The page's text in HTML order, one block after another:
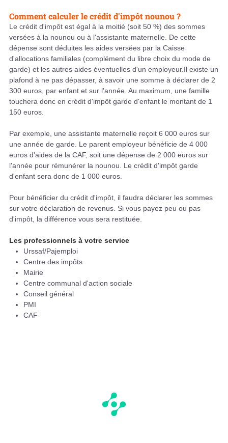
Comment calculer le crédit d'impôt nounou ?
Le crédit d'impôt est égal à la moitié (soit 50 %) des sommes
versées à la nounou ou à l'assistante maternelle. De cette
dépense sont déduites les aides versées par la Caisse
d'allocations familiales (complément du libre choix du mode de
garde) et les autres aides éventuelles d'un employeur.Il existe un
plafond à ne pas dépasser, à savoir une somme à déclarer de 2
300 euros, par enfant et sur l'année. Au maximum, une famille
touchera donc en crédit d'impôt garde d'enfant le montant de 1
150 euros.
Par exemple, une assistante maternelle reçoit 6 000 euros sur
une année de garde. Le parent employeur bénéficie de 4 000
euros d'aides de la CAF, soit une dépense de 2 000 euros sur
l'année pour rémunérer la nounou. Le crédit d'impôt garde
d'enfant sera donc de 1 000 euros.
Pour bénéficier du crédit d'impôt, il faudra déclarer les sommes
sur votre déclaration de revenus. Si vous payez peu ou pas
d'impôt, la différence vous sera restituée.
Les professionnels à votre service
Urssaf/Pajemploi
Centre des impôts
Mairie
Centre communal d'action sociale
Conseil général
PMI
CAF